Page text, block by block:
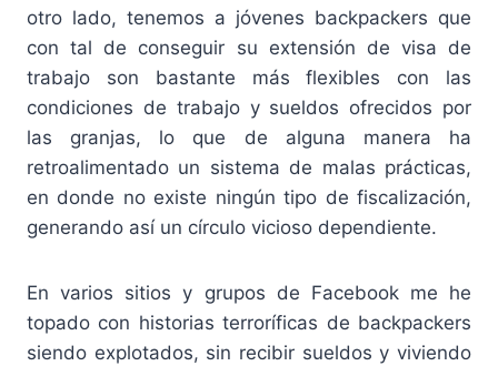
otro lado, tenemos a jóvenes backpackers que
con tal de conseguir su extensión de visa de
trabajo son bastante más flexibles con las
condiciones de trabajo y sueldos ofrecidos por
las granjas, lo que de alguna manera ha
retroalimentado un sistema de malas prácticas,
en donde no existe ningún tipo de fiscalización,
generando así un círculo vicioso dependiente.
En varios sitios y grupos de Facebook me he
topado con historias terroríficas de backpackers
siendo explotados, sin recibir sueldos y viviendo